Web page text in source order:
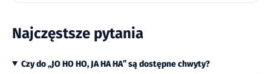
Najczęstsze pytania
Czy do „JO HO HO, JA HA HA” są dostępne chwyty?